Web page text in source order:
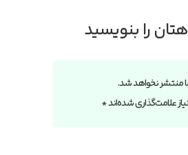
را بنویسید
منتشر نخواهد شد.
علامت‌گذاری شده‌اند*